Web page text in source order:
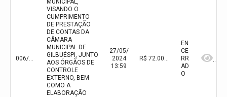
006/2024
MUNICIPAL,
VISANDO O
CUMPRIMENTO
DE PRESTAÇÃO
DE CONTAS DA
CÂMARA
MUNICIPAL DE
GILBUÉSPI, JUNTO
AOS ÓRGÃOS DE
CONTROLE
EXTERNO, BEM
COMO A
ELABORAÇÃO
27/05/
2024
13:59
R$ 72.000,00(valor inicial) R$ 72.000,00(valor atualizado)
EN
CE
RR
AD
O